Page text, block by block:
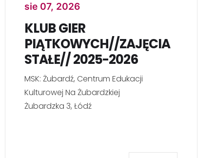
sie 07, 2026
KLUB GIER
PIĄTKOWYCH//ZAJĘCIA
STAŁE// 2025-2026
MSK: Żubardź, Centrum Edukacji
Kulturowej Na Żubardzkiej
Żubardzka 3, Łódź